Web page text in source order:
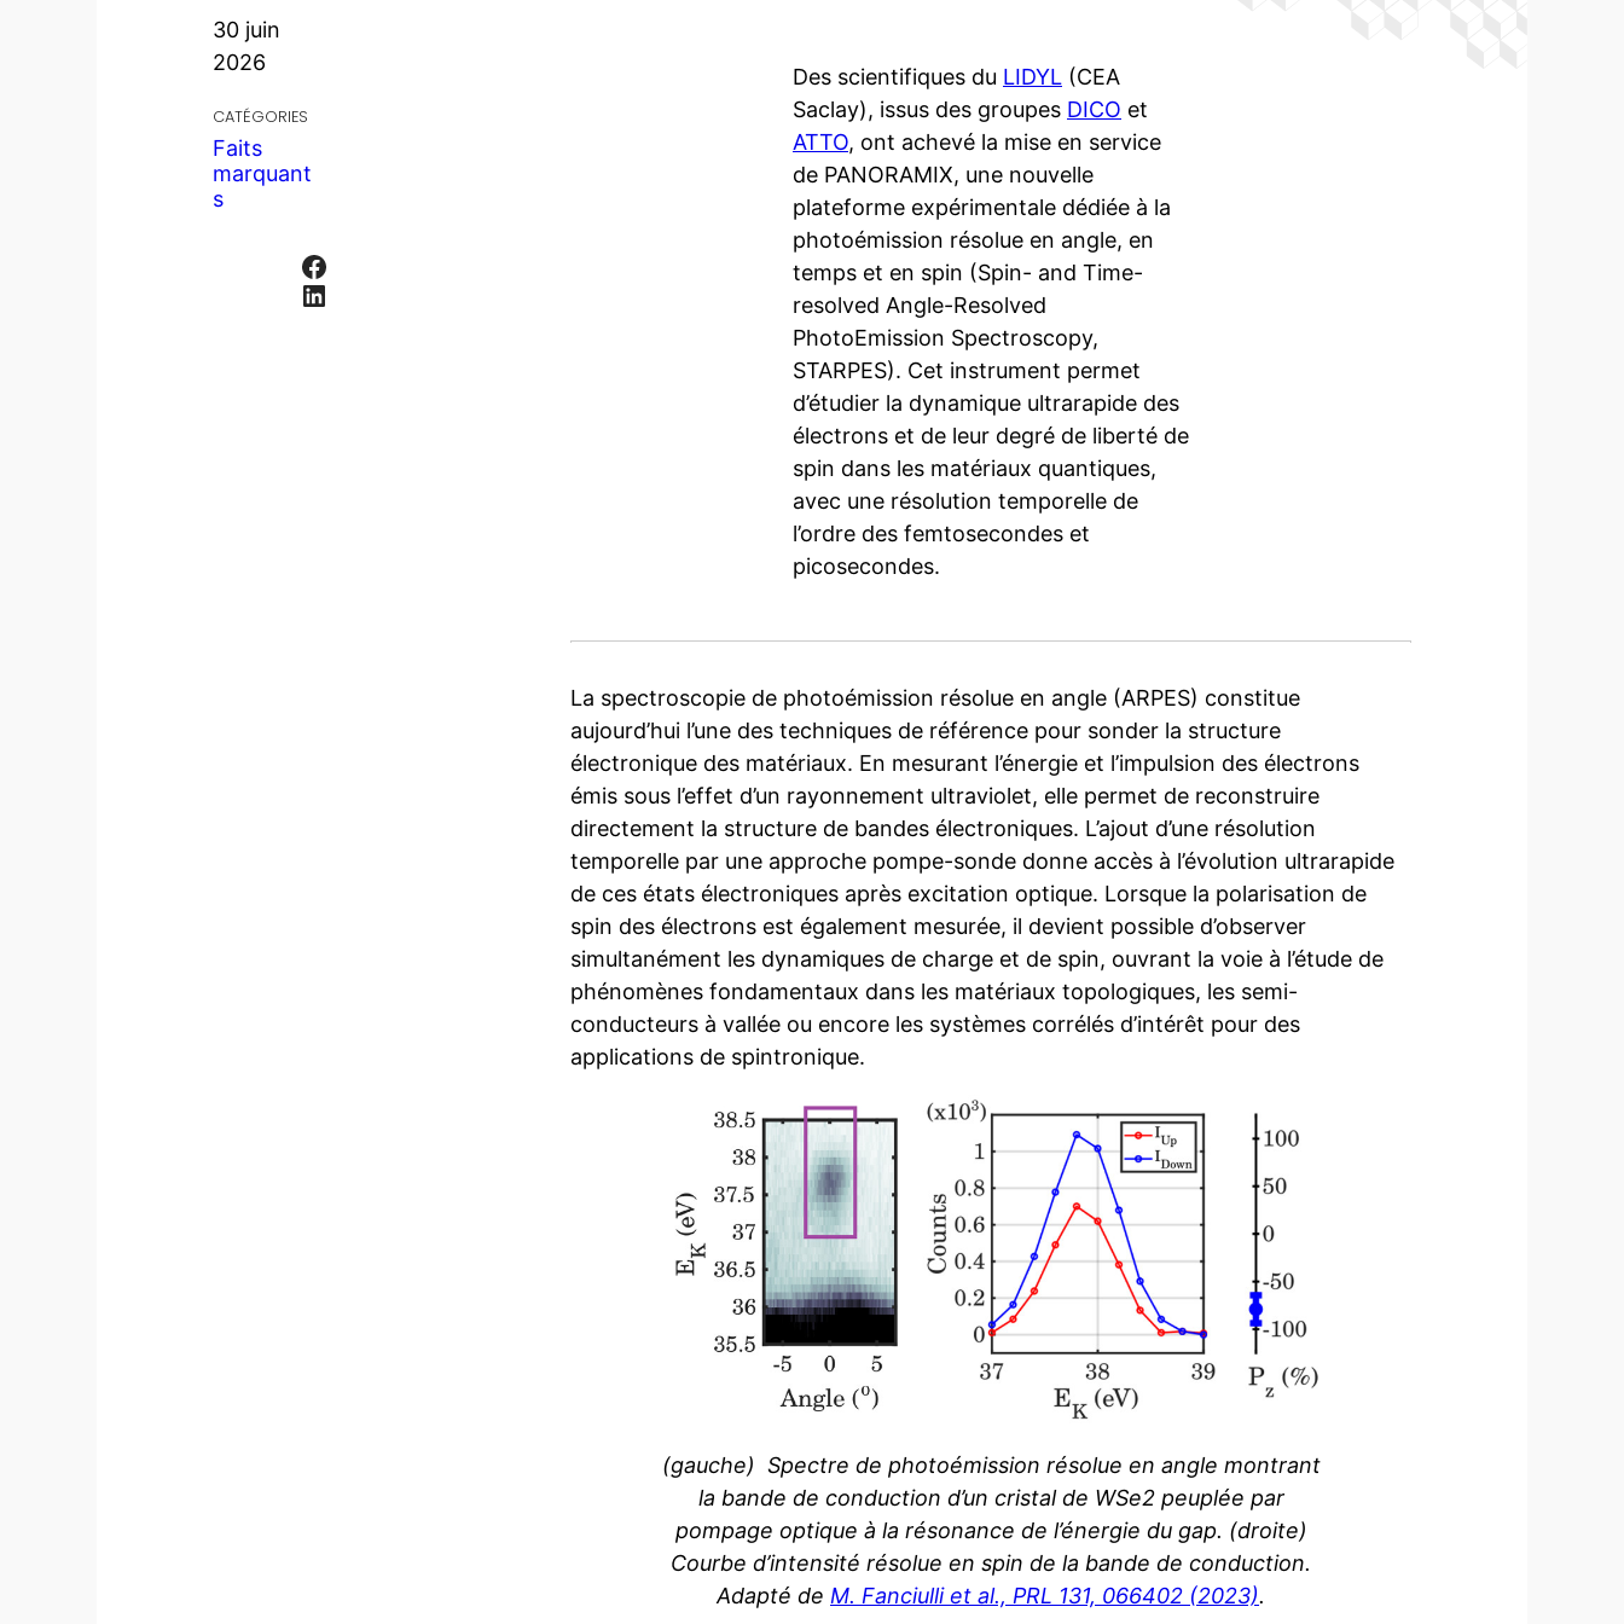
30 juin
2026
CATÉGORIES
Faits
marquant
s
Facebook
LinkedIn
Des scientifiques du LIDYL (CEA
Saclay), issus des groupes DICO et
ATTO, ont achevé la mise en service
de PANORAMIX, une nouvelle
plateforme expérimentale dédiée à la
photoémission résolue en angle, en
temps et en spin (Spin- and Time-
resolved Angle-Resolved
PhotoEmission Spectroscopy,
STARPES). Cet instrument permet
d’étudier la dynamique ultrarapide des
électrons et de leur degré de liberté de
spin dans les matériaux quantiques,
avec une résolution temporelle de
l’ordre des femtosecondes et
picosecondes.
La spectroscopie de photoémission résolue en angle (ARPES) constitue
aujourd’hui l’une des techniques de référence pour sonder la structure
électronique des matériaux. En mesurant l’énergie et l’impulsion des électrons
émis sous l’effet d’un rayonnement ultraviolet, elle permet de reconstruire
directement la structure de bandes électroniques. L’ajout d’une résolution
temporelle par une approche pompe-sonde donne accès à l’évolution ultrarapide
de ces états électroniques après excitation optique. Lorsque la polarisation de
spin des électrons est également mesurée, il devient possible d’observer
simultanément les dynamiques de charge et de spin, ouvrant la voie à l’étude de
phénomènes fondamentaux dans les matériaux topologiques, les semi-
conducteurs à vallée ou encore les systèmes corrélés d’intérêt pour des
applications de spintronique.
(gauche) Spectre de photoémission résolue en angle montrant
la bande de conduction d’un cristal de WSe2 peuplée par
pompage optique à la résonance de l’énergie du gap. (droite)
Courbe d’intensité résolue en spin de la bande de conduction.
Adapté de M. Fanciulli et al., PRL 131, 066402 (2023).